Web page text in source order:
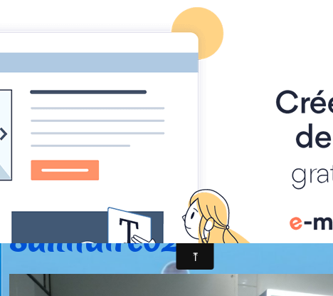
ACCUEIL ETS SAILLY ALBUM
Réalisation Sanitaire02
Sanitaire02